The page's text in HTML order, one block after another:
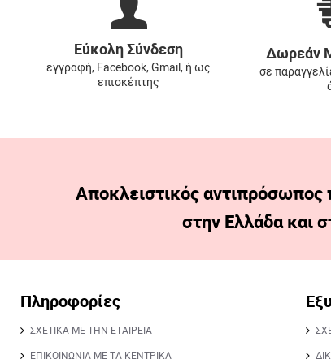
Εύκολη Σύνδεση
εγγραφή, Facebook, Gmail, ή ως
επισκέπτης
Δωρεάν
σε
Αποκλειστικός αντιπρόσωπος
στην Ελλάδα και
Πληροφορίες
ΣΧΕΤΙΚΑ ΜΕ ΤΗΝ ΕΤΑΙΡΕΙΑ
ΕΠΙΚΟΙΝΩΝΙΑ ΜΕ ΤΑ ΚΕΝΤΡΙΚΑ